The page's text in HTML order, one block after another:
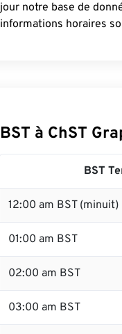
jour notre base de
informations horaires
BST à ChST
BST
12:00 am BST (minuit)
01:00 am BST
02:00 am BST
03:00 am BST